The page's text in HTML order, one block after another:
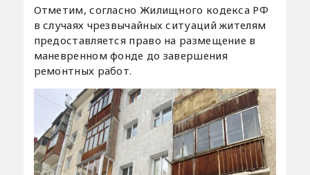
Отметим, согласно Жилищного кодекса РФ
в случаях чрезвычайных ситуаций жителям
предоставляется право на размещение в
маневренном фонде до завершения
ремонтных работ.